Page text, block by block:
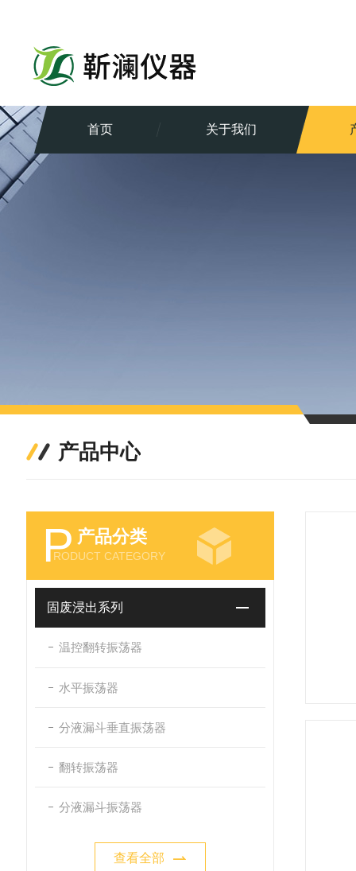
首页 关于我们
产品中心
P 产品分类
RODUCT CATEGORY
固废浸出系列
温控翻转振荡器
水平振荡器
分液漏斗垂直振荡器
翻转振荡器
分液漏斗振荡器
查看全部